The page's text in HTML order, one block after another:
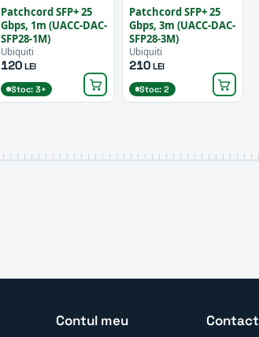
Patchcord SFP+ 25
Gbps, 1m (UACC-DAC-
SFP28-1M)
Ubiquiti
120LEI
Stoc: 3+
Patchcord SFP+ 25
Gbps, 3m (UACC-DAC-
SFP28-3M)
Ubiquiti
210 LEI
Stoc: 2
Contul meu Contact